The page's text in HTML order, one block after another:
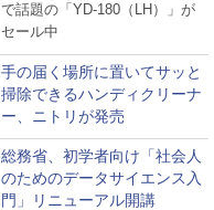
で話題の「YD-180（LH）」が
セール中
手の届く場所に置いてサッと
掃除できるハンディクリーナ
ー、ニトリが発売
総務省、初学者向け「社会人
のためのデータサイエンス入
門」リニューアル開講